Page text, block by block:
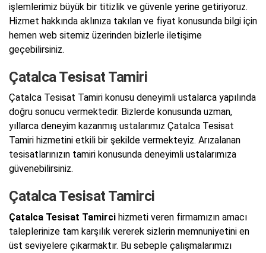
işlemlerimiz büyük bir titizlik ve güvenle yerine getiriyoruz.
Hizmet hakkında aklınıza takılan ve fiyat konusunda bilgi için
hemen web sitemiz üzerinden bizlerle iletişime
geçebilirsiniz.
Çatalca Tesisat Tamiri
Çatalca Tesisat Tamiri konusu deneyimli ustalarca yapılında
doğru sonucu vermektedir. Bizlerde konusunda uzman,
yıllarca deneyim kazanmış ustalarımız Çatalca Tesisat
Tamiri hizmetini etkili bir şekilde vermekteyiz. Arızalanan
tesisatlarınızın tamiri konusunda deneyimli ustalarımıza
güvenebilirsiniz.
Çatalca Tesisat Tamirci
Çatalca Tesisat Tamirci hizmeti veren firmamızın amacı
taleplerinize tam karşılık vererek sizlerin memnuniyetini en
üst seviyelere çıkarmaktır. Bu sebeple çalışmalarımızı